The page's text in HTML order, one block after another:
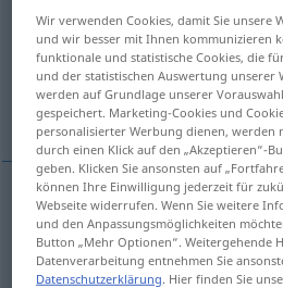
Übersicht aller
(Für mehr Details die Übersetzung
favorable, propice,
heureuse
favorable(à) günstig für
propice günstig Zeitpunkt,
Wir verwenden Cookies, damit Sie unsere
und wir besser mit Ihnen kommunizieren
funktionale und statistische Cookies, die
und der statistischen Auswertung unserer
werden auf Grundlage unserer
gespeichert. Marketing-Cookies und
personalisierter Werbung dienen, werden
durch einen Klick auf den „Akzeptieren“-
geben. Klicken Sie ansonsten auf
können Ihre Einwilligung jederzeit für
Webseite widerrufen. Wenn Sie weitere
und den Anpassungsmöglichkeiten
Button „Mehr Optionen“. Weitergehende
Datenverarbeitung entnehmen Sie
Datenschutzerklärung. Hier finden Sie